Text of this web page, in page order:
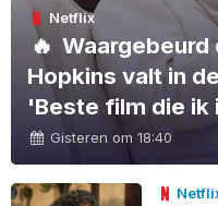
Netflix
🔥
Hopkins valt in
'Beste film die ik
Gisteren om 18:40